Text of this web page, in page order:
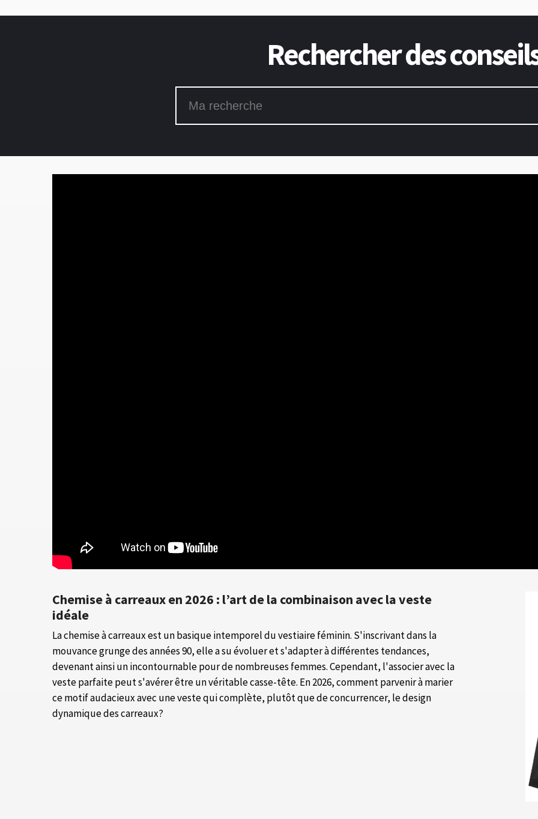
Chemise à carreaux en 2026 : l’art de la combinaison avec la veste
idéale
La chemise à carreaux est un basique intemporel du vestiaire féminin. S'inscrivant dans la
mouvance grunge des années 90, elle a su évoluer et s'adapter à différentes tendances,
devenant ainsi un incontournable pour de nombreuses femmes. Cependant, l'associer avec la
veste parfaite peut s'avérer être un véritable casse-tête. En 2026, comment parvenir à marier
ce motif audacieux avec une veste qui complète, plutôt que de concurrencer, le design
dynamique des carreaux?
Rechercher des